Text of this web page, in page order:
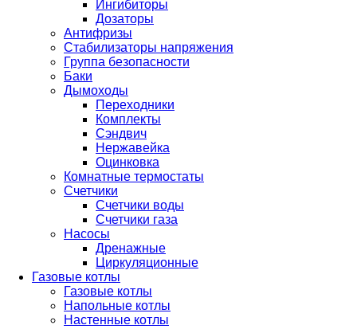
Ингибиторы
Дозаторы
Антифризы
Стабилизаторы напряжения
Группа безопасности
Баки
Дымоходы
Переходники
Комплекты
Сэндвич
Нержавейка
Оцинковка
Комнатные термостаты
Счетчики
Счетчики воды
Счетчики газа
Насосы
Дренажные
Циркуляционные
Газовые котлы
Газовые котлы
Напольные котлы
Настенные котлы